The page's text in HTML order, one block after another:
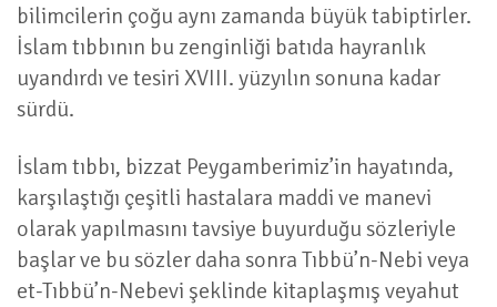
bilimcilerin çoğu aynı zamanda büyük tabiptirler.
İslam tıbbının bu zenginliği batıda hayranlık
uyandırdı ve tesiri XVIII. yüzyılın sonuna kadar
sürdü.
İslam tıbbı, bizzat Peygamberimiz’in hayatında,
karşılaştığı çeşitli hastalara maddi ve manevi
olarak yapılmasını tavsiye buyurduğu sözleriyle
başlar ve bu sözler daha sonra Tıbbü’n-Nebi veya
et-Tıbbü’n-Nebevi şeklinde kitaplaşmış veyahut